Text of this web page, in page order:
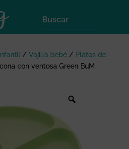
/ Vajilla bebé/ Platos de
con ventosa Green BuM